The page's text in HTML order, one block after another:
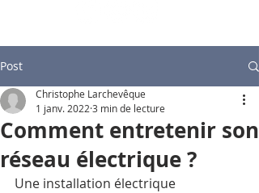
Post
Comment entretenir son
réseau électrique ?
Christophe Larchevêque
1 janv. 2022 3 min de lecture
Une installation électrique